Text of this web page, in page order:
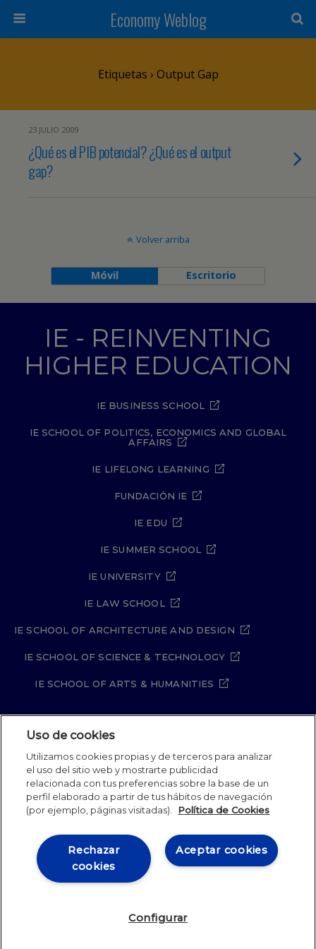
Economy Weblog
Etiquetas › Output Gap
23 JULIO 2009
¿Qué es el PIB potencial? ¿Qué es el output
gap?
Volver arriba
Móvil Escritorio
IE - REINVENTING
HIGHER EDUCATION
IE BUSINESS SCHOOL
IE SCHOOL OF POLITICS, ECONOMICS AND GLOBAL
AFFAIRS
IE LIFELONG LEARNING
FUNDACIÓN IE
IE EDU
IE SUMMER SCHOOL
IE UNIVERSITY
IE LAW SCHOOL
IE SCHOOL OF ARCHITECTURE AND DESIGN
IE SCHOOL OF SCIENCE & TECHNOLOGY
IE SCHOOL OF ARTS & HUMANITIES
Aviso legal
Política de Cookies
Política de seguridad
Student Academic Standards
Canal Compliance
Site Map
IE University 2026
Uso de cookies
Utilizamos cookies propias y de terceros para analizar
el uso del sitio web y mostrarte publicidad
relacionada con tus preferencias sobre la base de un
perfil elaborado a partir de tus hábitos de navegación
(por ejemplo, páginas visitadas).
Política de Cookies
Aceptar cookies
Rechazar
cookies
Configurar